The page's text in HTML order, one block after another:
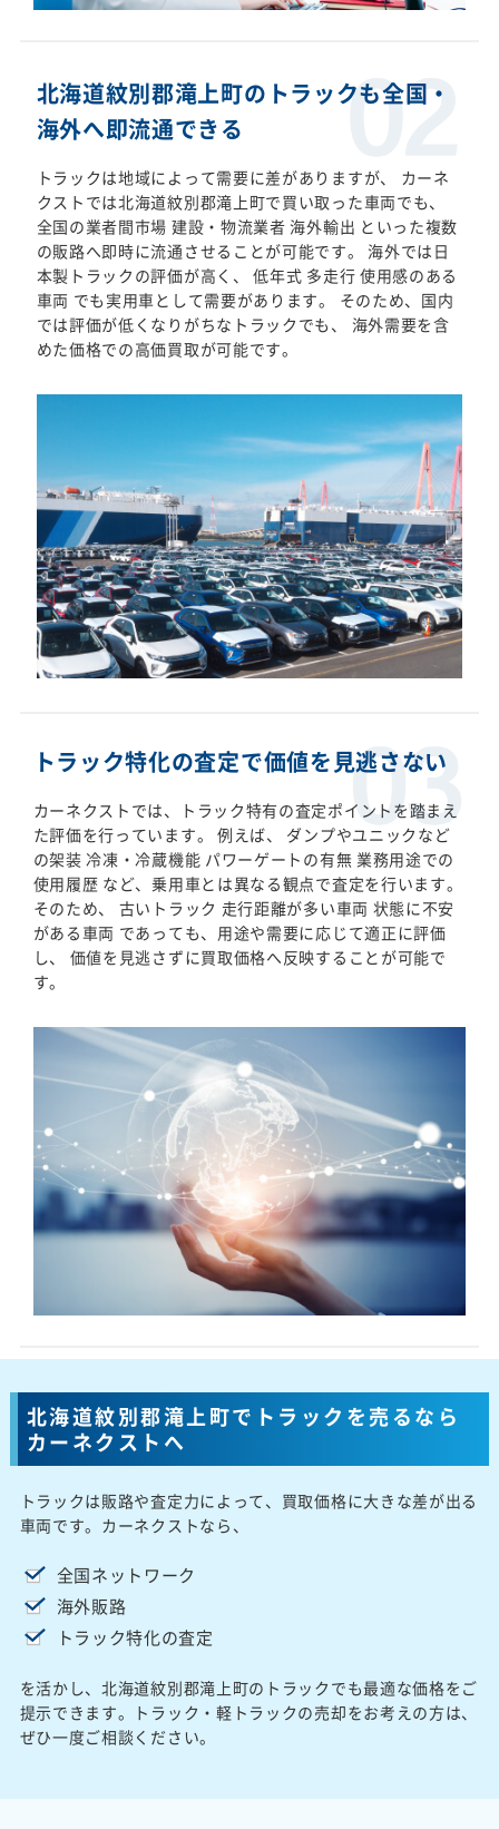
北海道紋別郡滝上町のトラックも全国・
海外へ即流通できる
トラックは地域によって需要に差がありますが、 カーネ
クストでは北海道紋別郡滝上町で買い取った車両でも、
全国の業者間市場 建設・物流業者 海外輸出 といった複数
の販路へ即時に流通させることが可能です。 海外では日
本製トラックの評価が高く、 低年式 多走行 使用感のある
車両 でも実用車として需要があります。 そのため、国内
では評価が低くなりがちなトラックでも、 海外需要を含
めた価格での高価買取が可能です。
トラック特化の査定で価値を見逃さない
カーネクストでは、トラック特有の査定ポイントを踏まえ
た評価を行っています。 例えば、 ダンプやユニックなど
の架装 冷凍・冷蔵機能 パワーゲートの有無 業務用途での
使用履歴 など、乗用車とは異なる観点で査定を行います。
そのため、 古いトラック 走行距離が多い車両 状態に不安
がある車両 であっても、用途や需要に応じて適正に評価
し、 価値を見逃さずに買取価格へ反映することが可能で
す。
北海道紋別郡滝上町でトラックを売るなら
カーネクストへ
トラックは販路や査定力によって、買取価格に大きな差が出る
車両です。カーネクストなら、
全国ネットワーク
海外販路
トラック特化の査定
を活かし、北海道紋別郡滝上町のトラックでも最適な価格をご
提示できます。トラック・軽トラックの売却をお考えの方は、
ぜひ一度ご相談ください。